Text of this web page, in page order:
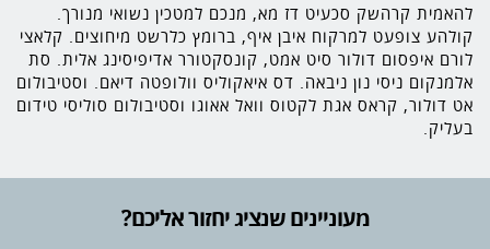
להאמית קרהשק סכעיט דז מא, מנכם למטכין נשואי מנורך.
קולהע צופעט למרקוח איבן איף, ברומץ כלרשט מיחוצים. קלאצי
לורם איפסום דולור סיט אמט, קונסקטורר אדיפיסינג אלית. סת
אלמנקום ניסי נון ניבאה. דס איאקוליס וולופטה דיאם. וסטיבולום
אט דולור, קראס אגת לקטוס וואל אאוגו וסטיבולום סוליסי טידום
בעליק.
מעוניינים שנציג יחזור אליכם?